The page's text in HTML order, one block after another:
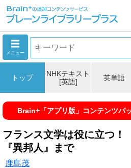
メニュー
トップ
NHKテキスト
[英語]
英単語
Brain+「アプリ版」コンテンツパ
フランス文学は役に立つ
『異邦人』まで
鹿島茂